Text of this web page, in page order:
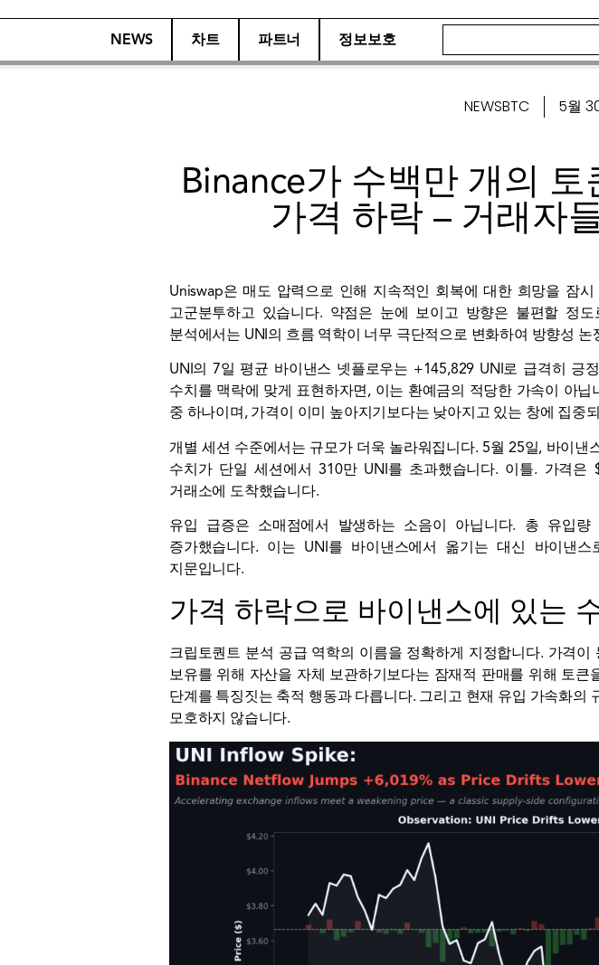
NEWS 차트 파트너 정보보호
NEWSBTC 5월
Binance가 수백만 개의
가격 하락 – 거래자
Uniswap은 매도 압력으로 인해 지속적인 회복에 대한 희망을 잠
고군분투하고 있습니다. 약점은 눈에 보이고 방향은 불편할 정
분석에서는 UNI의 흐름 역학이 너무 극단적으로 변화하여 방향성
UNI의 7일 평균 바이낸스 넷플로우는 +145,829 UNI로 급격히 긍
수치를 맥락에 맞게 표현하자면, 이는 환예금의 적당한 가속이 아
중 하나이며, 가격이 이미 높아지기보다는 낮아지고 있는 창에 집중
개별 세션 수준에서는 규모가 더욱 놀라워집니다. 5월 25일, 바이
수치가 단일 세션에서 310만 UNI를 초과했습니다. 이틀. 가격
거래소에 도착했습니다.
유입 급증은 소매점에서 발생하는 소음이 아닙니다. 총 유입량
증가했습니다. 이는 UNI를 바이낸스에서 옮기는 대신 바이낸
지문입니다.
가격 하락으로 바이낸스에 있는
크립토퀀트 분석 공급 역학의 이름을 정확하게 지정합니다. 가격
보유를 위해 자산을 자체 보관하기보다는 잠재적 판매를 위해 토
단계를 특징짓는 축적 행동과 다릅니다. 그리고 현재 유입 가속화
모호하지 않습니다.